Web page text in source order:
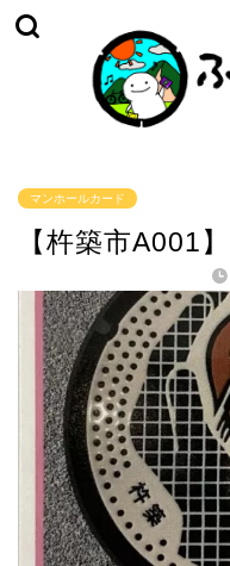
マンホールカード
【杵築市A001